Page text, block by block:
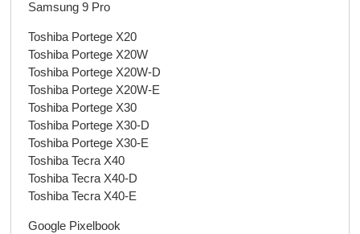
Samsung 9 Pro
Toshiba Portege X20
Toshiba Portege X20W
Toshiba Portege X20W-D
Toshiba Portege X20W-E
Toshiba Portege X30
Toshiba Portege X30-D
Toshiba Portege X30-E
Toshiba Tecra X40
Toshiba Tecra X40-D
Toshiba Tecra X40-E
Google Pixelbook